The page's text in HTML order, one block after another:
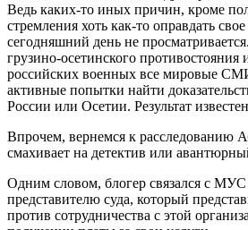
Ведь каких-то иных причин, кроме
стремления хоть как-то оправдать
сегодняшний день не
грузино-осетинского противостояния
российских военных все мировые
активные попытки найти
России или Осетии. Результат
Впрочем, вернемся к расследованию
смахивает на детектив или
Одним словом, блогер связался с
представителю суда, который
против сотрудничества с этой